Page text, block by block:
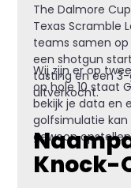
The Dalmore
Texas Scramble
teams samen op
een shotgun
tasting en een
uitverkocht.
Wij zijn er op
op hole 10 staat
bekijk je data en
golfsimulatie kan
gewoon
Knock-